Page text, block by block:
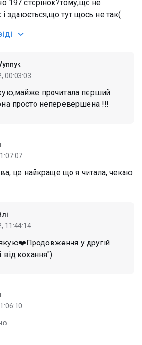
197 сторінок?тому,що не
і здаюється,що тут щось не так(
00:03:03
прочитала перший
просто неперевершена !!!
це найкраще що я читала, чекаю
11:44:14
у другій
від кохання")